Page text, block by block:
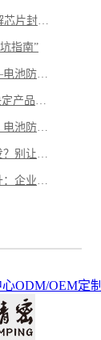
指南”
心ODM/OEM定制